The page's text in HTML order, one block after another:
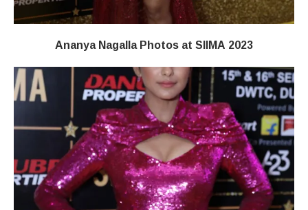
Ananya Nagalla Photos at SIIMA 2023